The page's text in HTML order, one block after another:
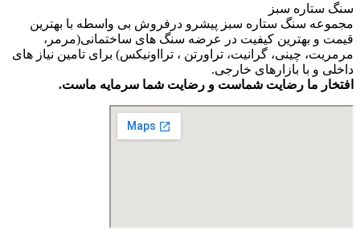
سنگ ستاره سبز
مجموعه سنگ ستاره سبز پیشرو درفروش بی واسطه با بهترین
قیمت و بهترین کیفیت در عرضه سنگ های ساختمانی(مرمر،
مرمریت، چینی، گرانیت، تراورتن ، ترااونیکس) برای تامین نیاز های
داخلی و با بازارهای خارجی.
افتخار ما رضایت شماست و رضایت شما سرمایه ماست.